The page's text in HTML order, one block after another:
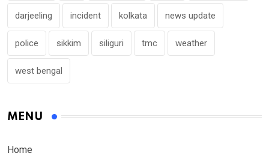
darjeeling incident kolkata news update
police sikkim siliguri tmc weather
west bengal
MENU
Home